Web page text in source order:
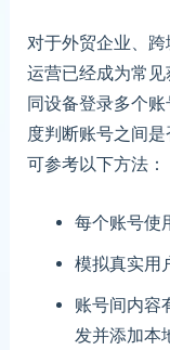
对于外贸企业、
运营已经成为常见
同设备登录多个
度判断账号之间
可参考以下方法：
每个账号使
模拟真实用
账号间内容
发并添加本